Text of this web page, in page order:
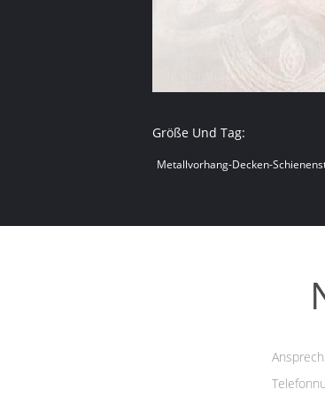
Größe Und Tag:
Metallvorhang-Decken-